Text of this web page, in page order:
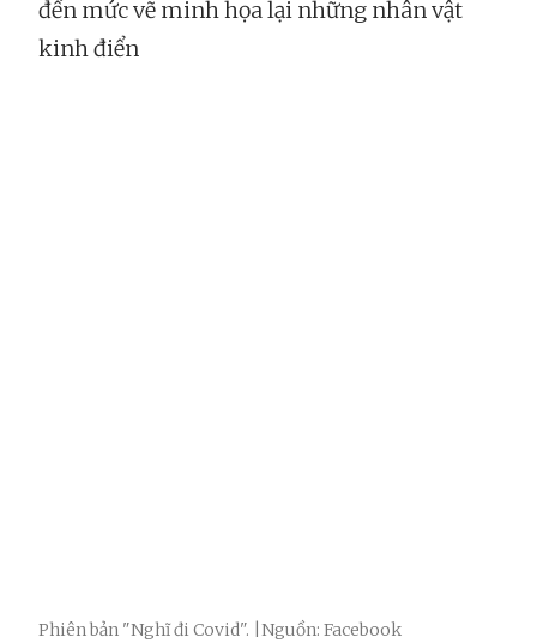
đến mức vẽ minh họa lại những nhân vật
kinh điển
Phiên bản "Nghĩ đi Covid". |Nguồn: Facebook